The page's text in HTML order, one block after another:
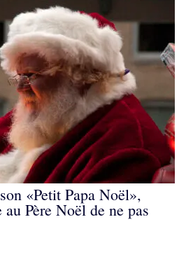
«Petit Papa Noël»,
au Père Noël de ne pas